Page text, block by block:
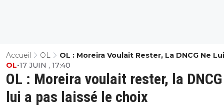
Accueil OL
OL : Moreira Voulait Rester, La DNCG Ne
Pas Laissé Le Choix
OL : Moreira voulait rester, la
lui a pas laissé le choix
OL•17 JUIN , 17:40